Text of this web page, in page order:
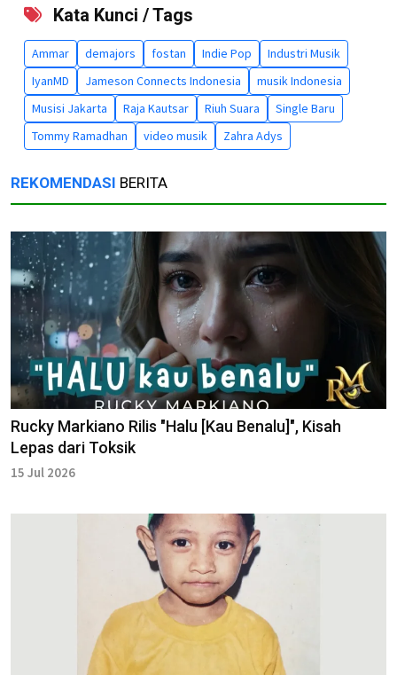
Kata Kunci / Tags
Ammar demajors fostan Indie Pop
Industri Musik
IyanMD
Jameson Connects Indonesia
musik Indonesia
Musisi Jakarta
Raja Kautsar Riuh Suara
Single Baru
Tommy Ramadhan
video musik Zahra Adys
REKOMENDASI BERITA
Rucky Markiano Rilis "Halu [Kau Benalu]", Kisah
Lepas dari Toksik
15 Jul 2026